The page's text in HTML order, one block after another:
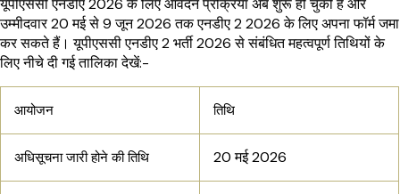
यूपीएससी एनडीए 2026 के लिए आवेदन प्रक्रिया अब शुरू हो चुकी है और
उम्मीदवार 20 मई से 9 जून 2026 तक एनडीए 2 2026 के लिए अपना फॉर्म जमा
कर सकते हैं। यूपीएससी एनडीए 2 भर्ती 2026 से संबंधित महत्वपूर्ण तिथियों के
लिए नीचे दी गई तालिका देखें:-
आयोजन तिथि
अधिसूचना जारी होने की तिथि 20 मई 2026